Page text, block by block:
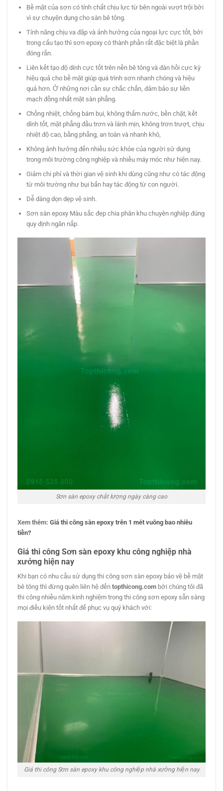
Bề mặt của sơn có tính chất chịu lực từ bên ngoài vượt trội bởi
vì sự chuyện dụng cho sàn bê tông.
Tính năng chịu va đập và ảnh hưởng của ngoại lực cực tốt, bởi
trong cấu tạo thì sơn epoxy có thành phần rất đặc biệt là phần
đóng rắn.
Liên kết tạo độ dính cực tốt trên nền bê tông và đàn hồi cực kỳ
hiệu quả cho bề mặt giúp quá trình sơn nhanh chóng và hiệu
quả hơn. Ở những nơi cần sự chắc chắn, đảm bảo sự liền
mạch đồng nhất mặt sàn phẳng.
Chống nhiệt, chống bám bụi, không thấm nước, bền chặt, kết
dính tốt, mặt phẳng đầu trơn và lánh mịn, không trơn trượt, chịu
nhiệt độ cao, bằng phẳng, an toàn và nhanh khô,
Không ảnh hưởng đến nhiều sức khỏe của người sử dụng
trong môi trường công nghiệp và nhiều máy móc như hiện nay.
Giảm chi phí và thời gian vệ sinh khi dùng cũng như có tác động
từ môi trường như bụi bẩn hay tác động từ con người.
Dễ dàng dọn dẹp vệ sinh.
Sơn sàn epoxy Màu sắc đẹp chia phân khu chuyên nghiệp đúng
quy định ngăn nắp.
Sơn sàn epoxy chất lượng ngày càng cao
Xem thêm:Giá thi công sàn epoxy trên 1 mét vuông bao nhiêu
tiền?
Giá thi công Sơn sàn epoxy khu công nghiệp nhà
xưởng hiện nay
Khi bạn có nhu cầu sử dụng thi công sơn sàn epoxy bảo vệ bề mặt
bê tông thì đừng quên liên hệ đếntopthicong.com bởi chúng tôi đã
thi công nhiều năm kinh nghiệm trong thi công sơn epoxy sẵn sàng
mọi điều kiện tốt nhất để phục vụ quý khách với:
Giá thi công Sơn sàn epoxy khu công nghiệp nhà xưởng hiện nay